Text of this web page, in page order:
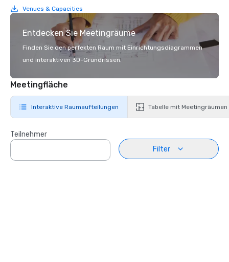
Venues & Capacities
Entdecken Sie Meetingräume
Finden Sie den perfekten Raum mit Einrichtungsdiagrammen
und interaktiven 3D-Grundrissen.
Meetingfläche
Interaktive Raumaufteilungen Tabelle mit Meetingräumen
Teilnehmer
Filter